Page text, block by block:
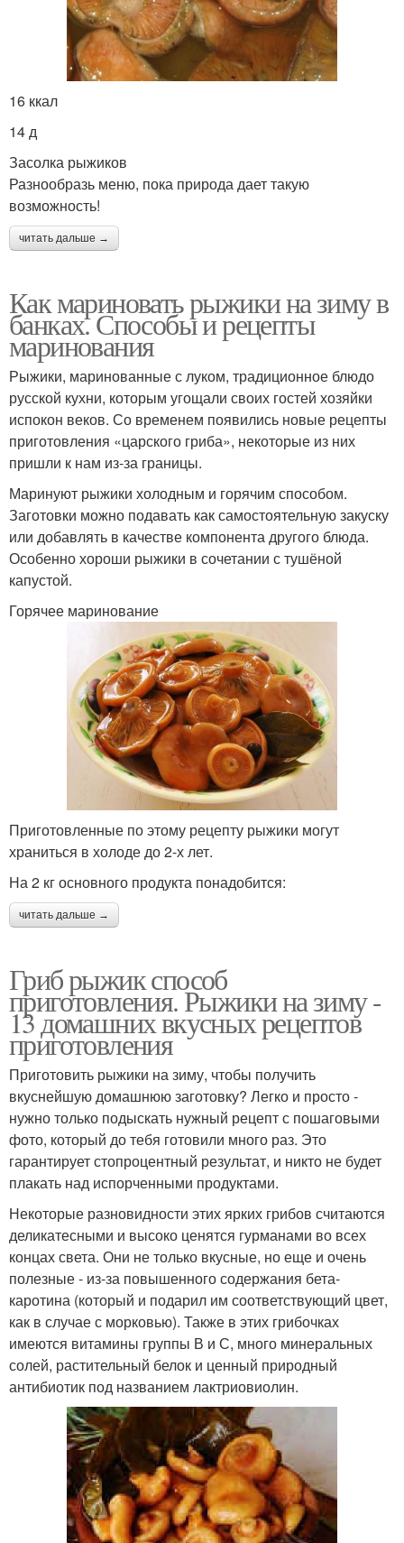
16 ккал
14 д
Засолка рыжиков
Разнообразь меню, пока природа дает такую
возможность!
читать дальше →
Как мариновать рыжики на зиму в
банках. Способы и рецепты
маринования
Рыжики, маринованные с луком, традиционное блюдо
русской кухни, которым угощали своих гостей хозяйки
испокон веков. Со временем появились новые рецепты
приготовления «царского гриба», некоторые из них
пришли к нам из-за границы.
Маринуют рыжики холодным и горячим способом.
Заготовки можно подавать как самостоятельную закуску
или добавлять в качестве компонента другого блюда.
Особенно хороши рыжики в сочетании с тушёной
капустой.
Горячее маринование
Приготовленные по этому рецепту рыжики могут
храниться в холоде до 2-х лет.
На 2 кг основного продукта понадобится:
читать дальше →
Гриб рыжик способ
приготовления. Рыжики на зиму -
13 домашних вкусных рецептов
приготовления
Приготовить рыжики на зиму, чтобы получить
вкуснейшую домашнюю заготовку? Легко и просто -
нужно только подыскать нужный рецепт с пошаговыми
фото, который до тебя готовили много раз. Это
гарантирует стопроцентный результат, и никто не будет
плакать над испорченными продуктами.
Некоторые разновидности этих ярких грибов считаются
деликатесными и высоко ценятся гурманами во всех
концах света. Они не только вкусные, но еще и очень
полезные - из-за повышенного содержания бета-
каротина (который и подарил им соответствующий цвет,
как в случае с морковью). Также в этих грибочках
имеются витамины группы В и С, много минеральных
солей, растительный белок и ценный природный
антибиотик под названием лактриовиолин.